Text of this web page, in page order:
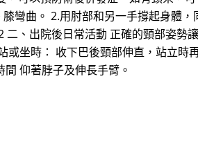
彎曲。 2.用肘部和另一手撐起身體
、出院後日常活動 正確的頸部姿勢
或坐時： 收下巴後頸部伸直，站立
仰著脖子及伸長手臂。